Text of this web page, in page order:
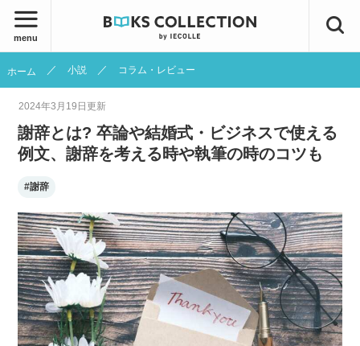
menu
ホーム 小説 コラム・レビュー
2024年3月19日更新
謝辞とは? 卒論や結婚式・ビジネスで使える
例文、謝辞を考える時や執筆の時のコツも
#謝辞